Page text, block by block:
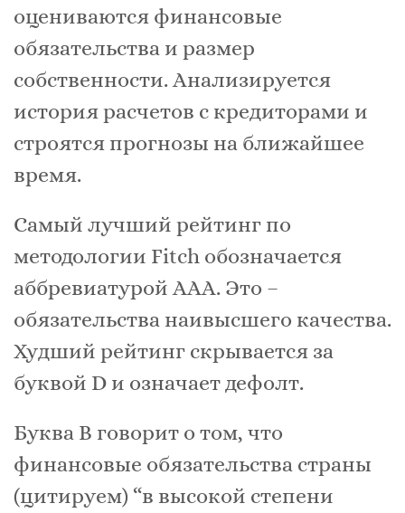
оцениваются финансовые
обязательства и размер
собственности. Анализируется
история расчетов с кредиторами и
строятся прогнозы на ближайшее
время.
Самый лучший рейтинг по
методологии Fitch обозначается
аббревиатурой ААА. Это –
обязательства наивысшего качества.
Худший рейтинг скрывается за
буквой D и означает дефолт.
Буква В говорит о том, что
финансовые обязательства страны
(цитируем) “в высокой степени